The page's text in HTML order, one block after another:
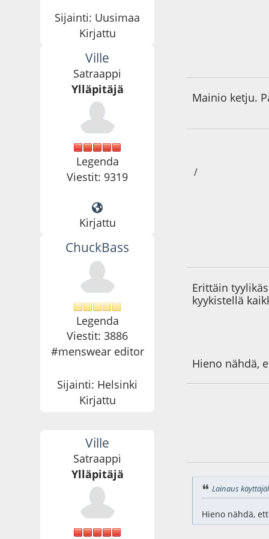
Sijainti: Uusimaa
Kirjattu
Ville
Satraappi
Ylläpitäjä
Legenda
Viestit: 9319
Kirjattu
Mainio ketju.
/
ChuckBass
Legenda
Viestit: 3886
#menswear editor
Sijainti: Helsinki
Kirjattu
Erittäin
kyykistellä
Hieno nähdä,
Ville
Satraappi
Ylläpitäjä
Lainaus
Hieno nähdä,